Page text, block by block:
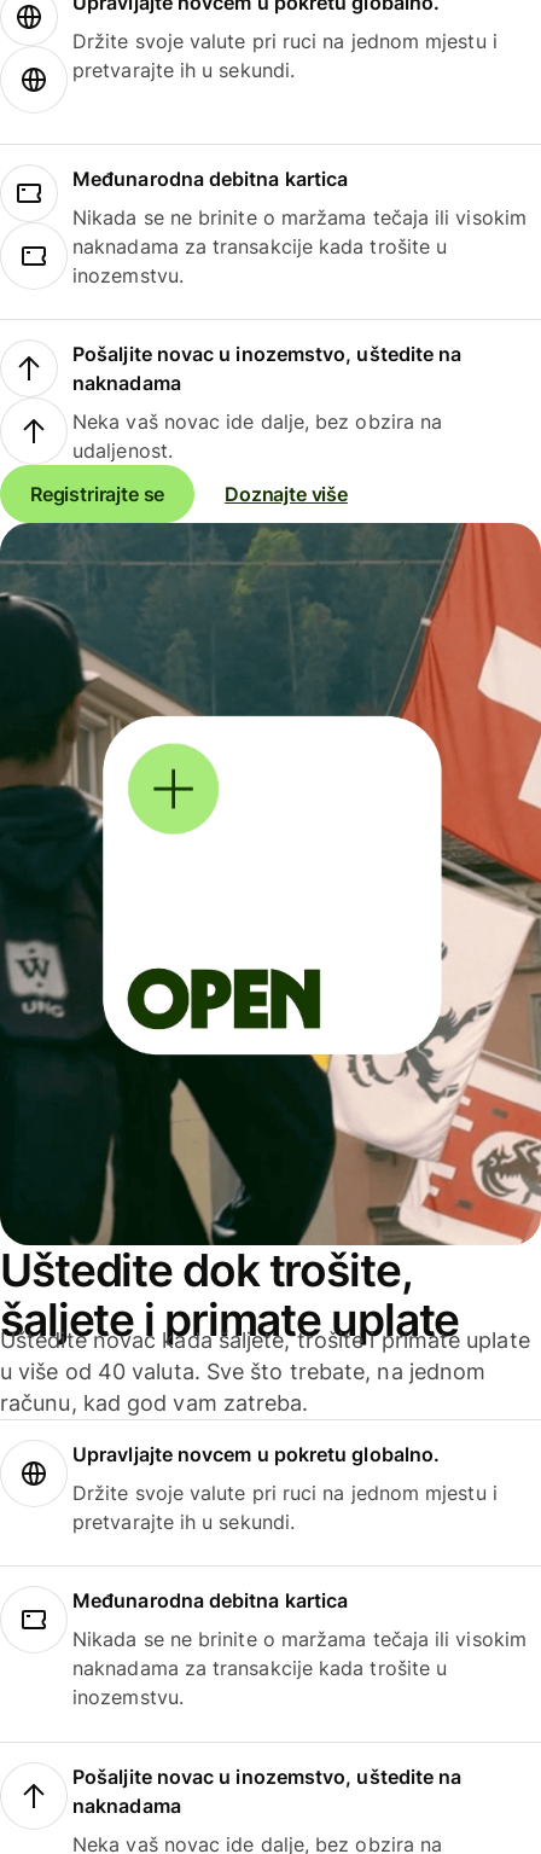
Držite svoje valute pri ruci na jednom mjestu i
pretvarajte ih u sekundi.
Međunarodna debitna kartica
Nikada se ne brinite o maržama tečaja ili visokim
naknadama za transakcije kada trošite u
inozemstvu.
Pošaljite novac u inozemstvo, uštedite na
naknadama
Neka vaš novac ide dalje, bez obzira na
udaljenost.
Registrirajte se
Doznajte više
Uštedite dok trošite,
šaljete i primate uplate
Uštedite novac kada šaljete, trošite i primate uplate
u više od 40 valuta. Sve što trebate, na jednom
računu, kad god vam zatreba.
Upravljajte novcem u pokretu globalno.
Držite svoje valute pri ruci na jednom mjestu i
pretvarajte ih u sekundi.
Međunarodna debitna kartica
Nikada se ne brinite o maržama tečaja ili visokim
naknadama za transakcije kada trošite u
inozemstvu.
Pošaljite novac u inozemstvo, uštedite na
naknadama
Neka vaš novac ide dalje, bez obzira na